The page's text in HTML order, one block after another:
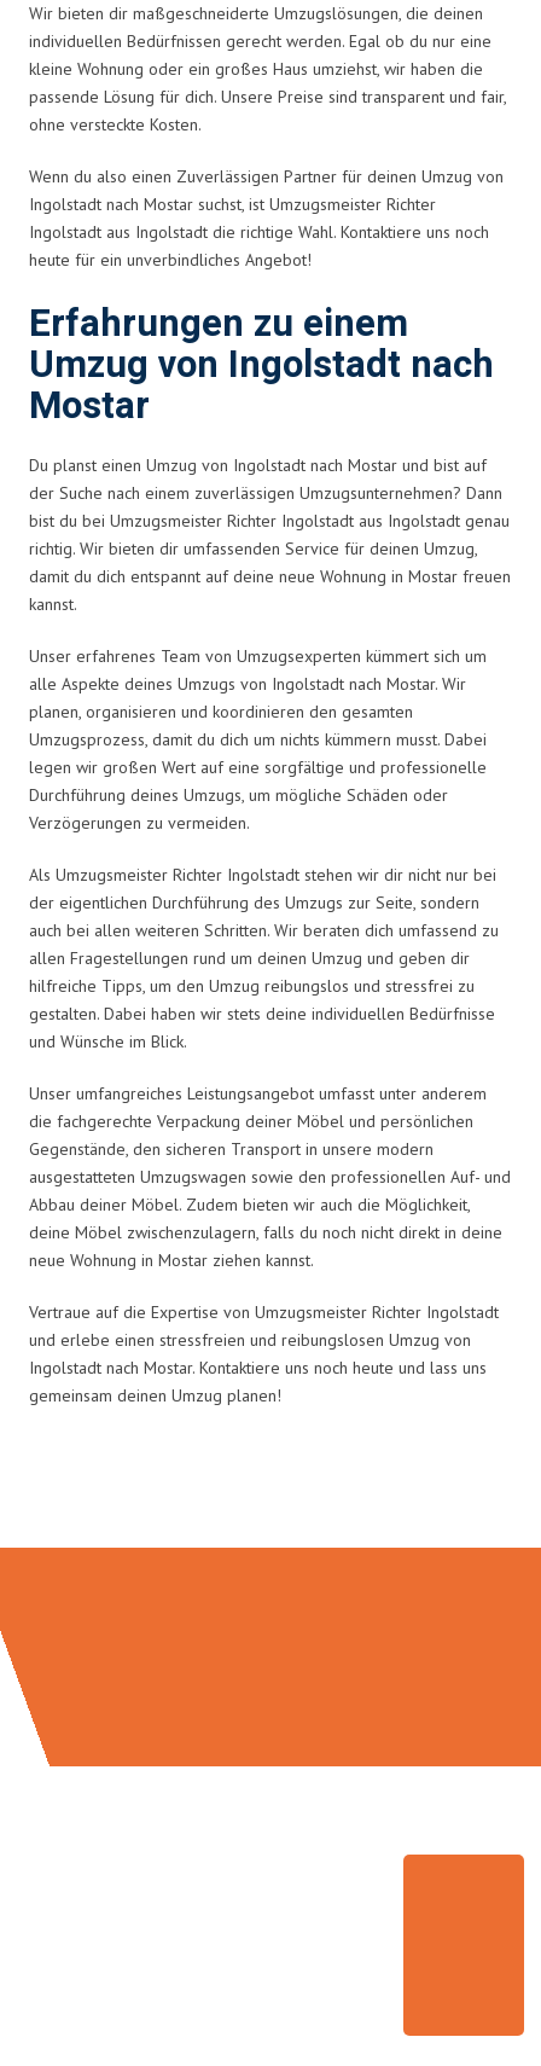
Wir bieten dir maßgeschneiderte Umzugslösungen, die deinen
individuellen Bedürfnissen gerecht werden. Egal ob du nur eine
kleine Wohnung oder ein großes Haus umziehst, wir haben die
passende Lösung für dich. Unsere Preise sind transparent und fair,
ohne versteckte Kosten.
Wenn du also einen Zuverlässigen Partner für deinen Umzug von
Ingolstadt nach Mostar suchst, ist Umzugsmeister Richter
Ingolstadt aus Ingolstadt die richtige Wahl. Kontaktiere uns noch
heute für ein unverbindliches Angebot!
Erfahrungen zu einem
Umzug von Ingolstadt nach
Mostar
Du planst einen Umzug von Ingolstadt nach Mostar und bist auf
der Suche nach einem zuverlässigen Umzugsunternehmen? Dann
bist du bei Umzugsmeister Richter Ingolstadt aus Ingolstadt genau
richtig. Wir bieten dir umfassenden Service für deinen Umzug,
damit du dich entspannt auf deine neue Wohnung in Mostar freuen
kannst.
Unser erfahrenes Team von Umzugsexperten kümmert sich um
alle Aspekte deines Umzugs von Ingolstadt nach Mostar. Wir
planen, organisieren und koordinieren den gesamten
Umzugsprozess, damit du dich um nichts kümmern musst. Dabei
legen wir großen Wert auf eine sorgfältige und professionelle
Durchführung deines Umzugs, um mögliche Schäden oder
Verzögerungen zu vermeiden.
Als Umzugsmeister Richter Ingolstadt stehen wir dir nicht nur bei
der eigentlichen Durchführung des Umzugs zur Seite, sondern
auch bei allen weiteren Schritten. Wir beraten dich umfassend zu
allen Fragestellungen rund um deinen Umzug und geben dir
hilfreiche Tipps, um den Umzug reibungslos und stressfrei zu
gestalten. Dabei haben wir stets deine individuellen Bedürfnisse
und Wünsche im Blick.
Unser umfangreiches Leistungsangebot umfasst unter anderem
die fachgerechte Verpackung deiner Möbel und persönlichen
Gegenstände, den sicheren Transport in unsere modern
ausgestatteten Umzugswagen sowie den professionellen Auf- und
Abbau deiner Möbel. Zudem bieten wir auch die Möglichkeit,
deine Möbel zwischenzulagern, falls du noch nicht direkt in deine
neue Wohnung in Mostar ziehen kannst.
Vertraue auf die Expertise von Umzugsmeister Richter Ingolstadt
und erlebe einen stressfreien und reibungslosen Umzug von
Ingolstadt nach Mostar. Kontaktiere uns noch heute und lass uns
gemeinsam deinen Umzug planen!